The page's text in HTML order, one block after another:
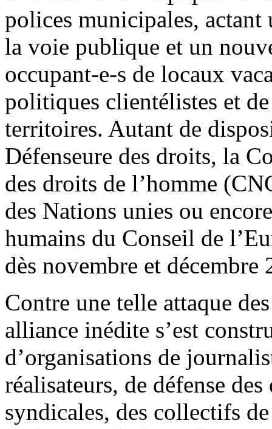
polices municipales,
la voie publique et un
occupant-e-s de locaux
politiques clientélistes et
territoires. Autant de
Défenseure des droits, la
des droits de l’homme
des Nations unies ou
humains du Conseil de
dès novembre et décembre
Contre une telle attaque
alliance inédite s’est
d’organisations de
réalisateurs, de défense
syndicales, des collectifs